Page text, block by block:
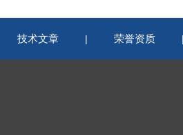
技术文章 | 荣誉资质